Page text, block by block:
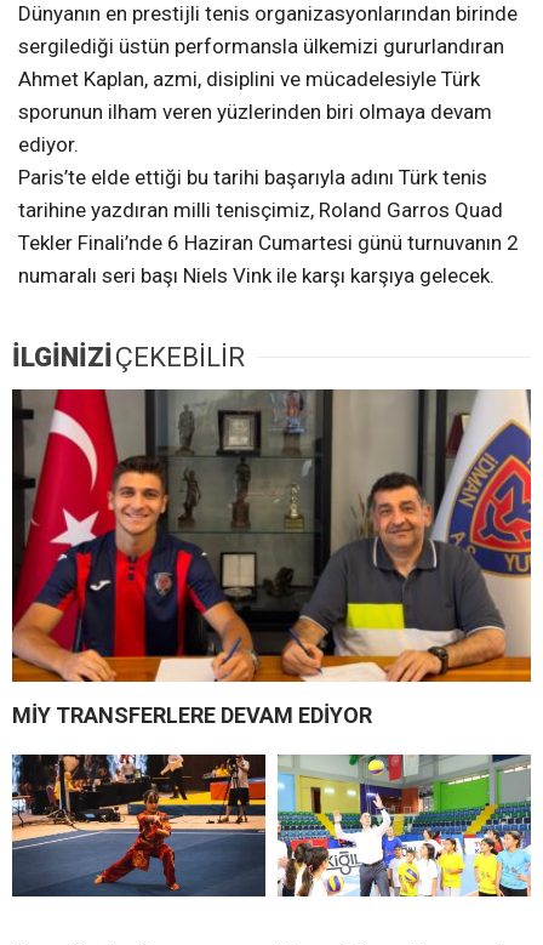
Dünyanın en prestijli tenis organizasyonlarından birinde
sergilediği üstün performansla ülkemizi gururlandıran
Ahmet Kaplan, azmi, disiplini ve mücadelesiyle Türk
sporunun ilham veren yüzlerinden biri olmaya devam
ediyor.
Paris’te elde ettiği bu tarihi başarıyla adını Türk tenis
tarihine yazdıran milli tenisçimiz, Roland Garros Quad
Tekler Finali’nde 6 Haziran Cumartesi günü turnuvanın 2
numaralı seri başı Niels Vink ile karşı karşıya gelecek.
İLGİNİZİÇEKEBİLİR
MİY TRANSFERLERE DEVAM EDİYOR